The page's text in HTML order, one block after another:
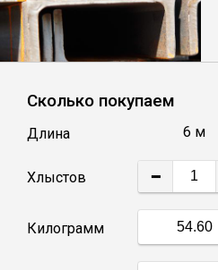
Труба профильная
Швеллер
Сколько покупаем
Длина 6 м
Хлыстов −
Килограмм